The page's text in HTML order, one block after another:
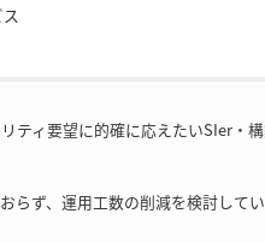
ティ要望に的確に応えたいSIer・
らず、運用工数の削減を検討して